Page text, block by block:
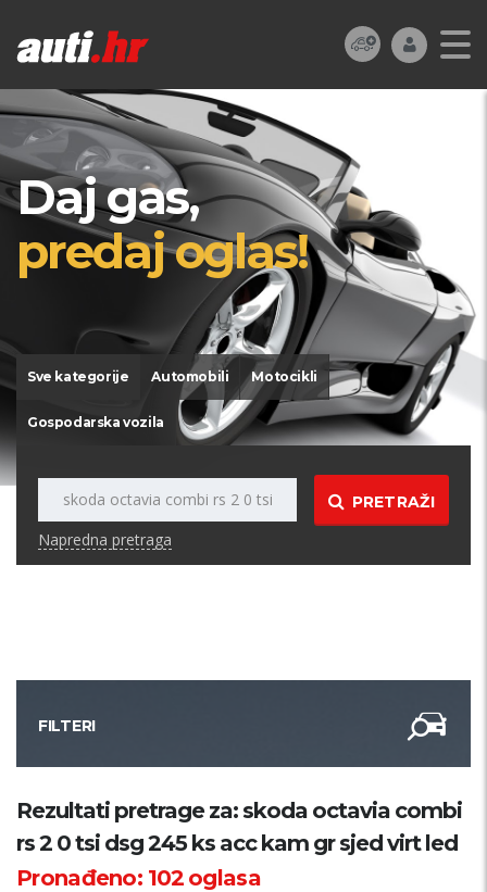
Daj gas,
predaj oglas!
Sve kategorije Automobili Motocikli
Gospodarska vozila
PRETRAŽI
Napredna pretraga
FILTERI
Kategorija
Županija
Rezultati pretrage za: skoda octavia combi
rs 2 0 tsi dsg 245 ks acc kam gr sjed virt led
Pronađeno: 102oglasa